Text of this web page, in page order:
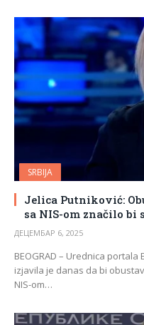
SRBIJA
Jelica Putniković:
sa NIS-om značilo bi
ДЕЦЕМБАР 6, 2025
BEOGRAD – Urednica
izjavila je danas da bi
NIS-om…